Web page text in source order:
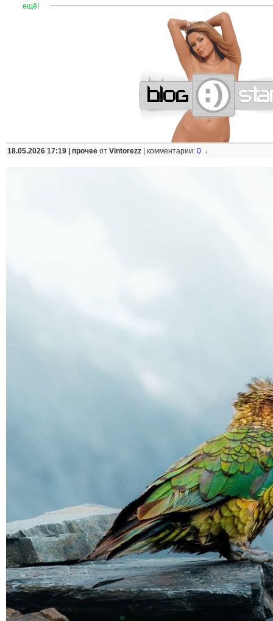
ещё! ——————————————————————
18.05.2026 17:19 | прочее от Vintorezz комментарии: 0 ↓